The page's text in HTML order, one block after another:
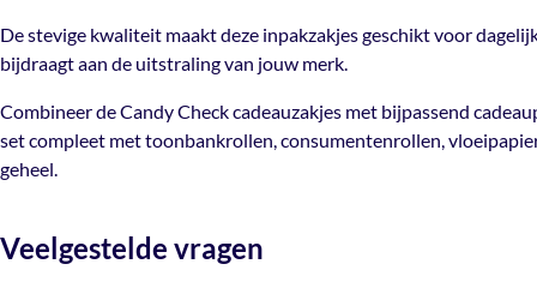
De stevige kwaliteit maakt deze inpakzakjes geschikt voor
bijdraagt aan de uitstraling van jouw merk.
Combineer de Candy Check cadeauzakjes met bijpassend
set compleet met toonbankrollen, consumentenrollen,
geheel.
Veelgestelde vragen